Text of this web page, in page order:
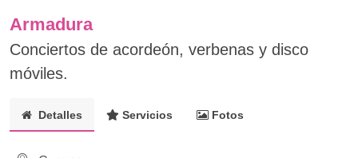
Armadura
Conciertos de acordeón, verbenas y disco
móviles.
Detalles Servicios Fotos